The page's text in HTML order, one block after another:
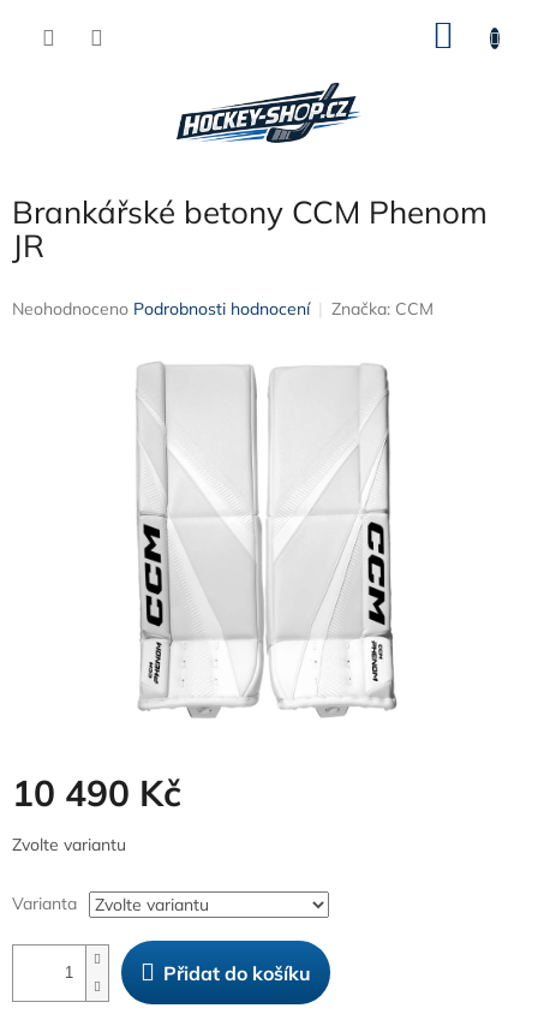
Brankářské betony CCM Phenom
JR
Průměrné
Neohodnoceno Podrobnosti hodnocení Značka: CCM
10 490 Kč
Měrná
cena:
Zvolte variantu
Varianta
Přidat do košíku